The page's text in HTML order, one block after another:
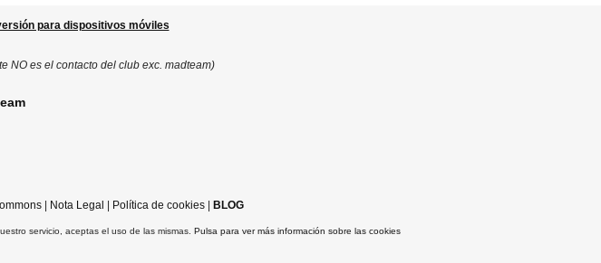
para dispositivos móviles
NO es el contacto del club exc. madteam)
| Nota Legal Política de cookies| BLOG
servicio, aceptas el uso de las mismas. Pulsa para ver más información sobre las cookies